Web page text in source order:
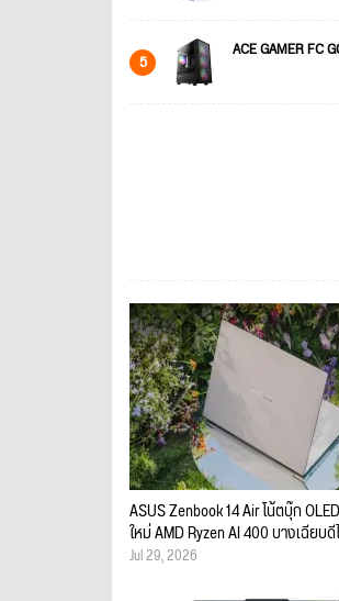
5 ACE GAMER FC
ASUS Zenbook 14 Air โน้ตบุ๊ก
ใหม่ AMD Ryzen AI 400 บางเฉียบ
Jul 29, 2026